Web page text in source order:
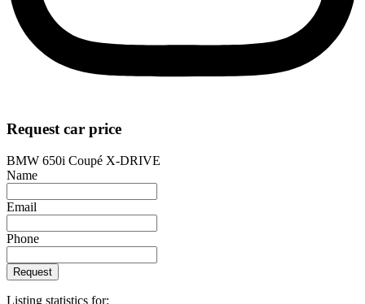
Request car price
BMW 650i Coupé X-DRIVE
Name
Email
Phone
Request
Listing statistics for: